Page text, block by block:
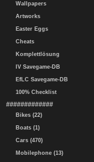
Wallpapers
Artworks
Easter Eggs
Cheats
Komplettlösung
IV Savegame-DB
EfLC Savegame-DB
100% Checklist
#############
Bikes (22)
Boats (1)
Cars (470)
Mobilephone (13)